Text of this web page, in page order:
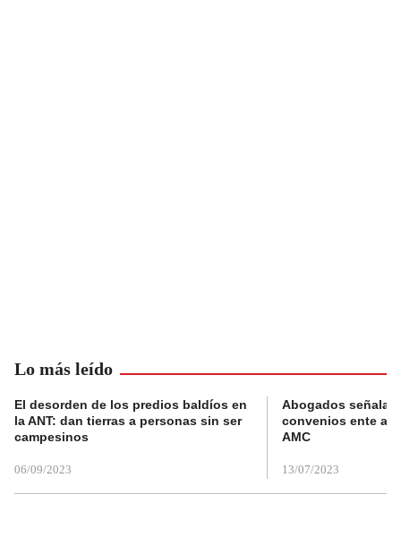
Lo más leído
El desorden de los predios baldíos en
la ANT: dan tierras a personas sin ser
campesinos
06/09/2023
Abogados
convenios ente
AMC
13/07/2023